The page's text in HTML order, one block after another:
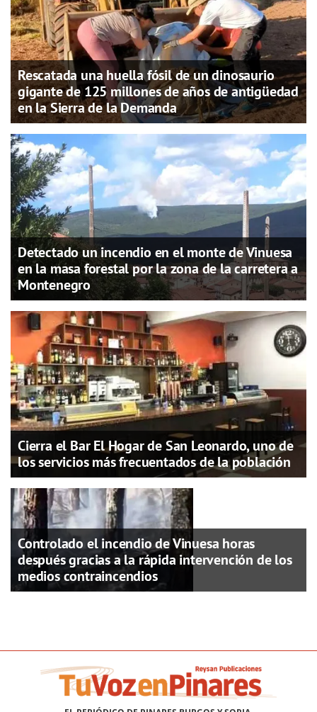
Rescatada una huella fósil de un dinosaurio
gigante de 125 millones de años de antigüedad
en la Sierra de la Demanda
Detectado un incendio en el monte de Vinuesa
en la masa forestal por la zona de la carretera a
Montenegro
Cierra el Bar El Hogar de San Leonardo, uno de
los servicios más frecuentados de la población
Controlado el incendio de Vinuesa horas
después gracias a la rápida intervención de los
medios contraincendios